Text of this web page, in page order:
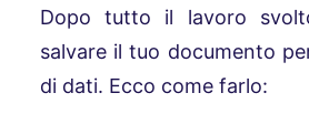
Dopo tutto il lavoro
salvare il tuo documento
di dati. Ecco come farlo: